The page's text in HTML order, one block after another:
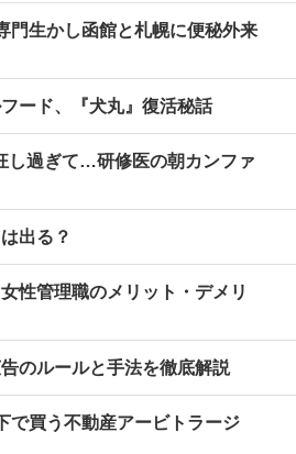
門生かし函館と札幌に便秘外来
ード、『犬丸』復活秘話
し過ぎて…研修医の朝カンファ
出る？
性管理職のメリット・デメリ
のルールと手法を徹底解説
で買う不動産アービトラージ